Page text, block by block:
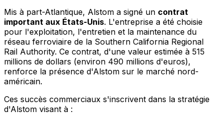
Mis à part-Atlantique, Alstom a signé un contrat
important aux États-Unis. L'entreprise a été choisie
pour l'exploitation, l'entretien et la maintenance du
réseau ferroviaire de la Southern California Regional
Rail Authority. Ce contrat, d'une valeur estimée à 515
millions de dollars (environ 490 millions d'euros),
renforce la présence d'Alstom sur le marché nord-
américain.
Ces succès commerciaux s'inscrivent dans la stratégie
d'Alstom visant à :